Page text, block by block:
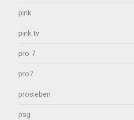
pink
pink tv
pro 7
pro7
prosieben
psg